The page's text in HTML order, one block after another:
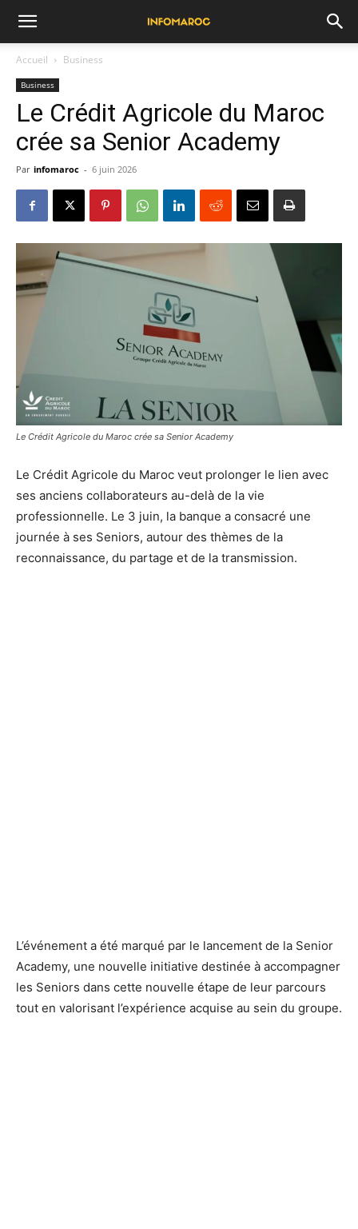
Accueil Business
Business
Le Crédit Agricole du Maroc
crée sa Senior Academy
Par infomaroc - 6 juin 2026
Le Crédit Agricole du Maroc crée sa Senior Academy
Le Crédit Agricole du Maroc veut prolonger le lien avec
ses anciens collaborateurs au-delà de la vie
professionnelle. Le 3 juin, la banque a consacré une
journée à ses Seniors, autour des thèmes de la
reconnaissance, du partage et de la transmission.
L’événement a été marqué par le lancement de la Senior
Academy, une nouvelle initiative destinée à accompagner
les Seniors dans cette nouvelle étape de leur parcours
tout en valorisant l’expérience acquise au sein du groupe.